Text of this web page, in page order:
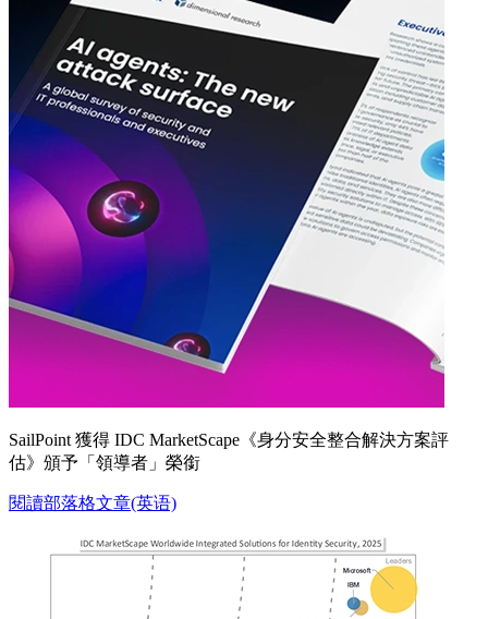
SailPoint 獲得 IDC MarketScape《身分安全整合解決方案評
估》頒予「領導者」榮銜
閱讀部落格文章(英语)